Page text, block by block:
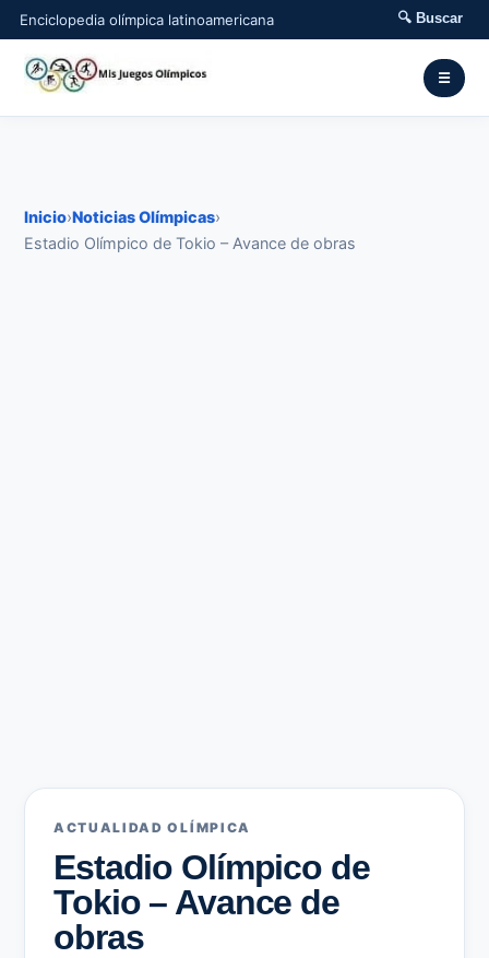
Enciclopedia olímpica latinoamericana 🔍 Buscar
☰
Inicio›Noticias Olímpicas›
Estadio Olímpico de Tokio – Avance de obras
ACTUALIDAD OLÍMPICA
Estadio Olímpico de
Tokio – Avance de
obras